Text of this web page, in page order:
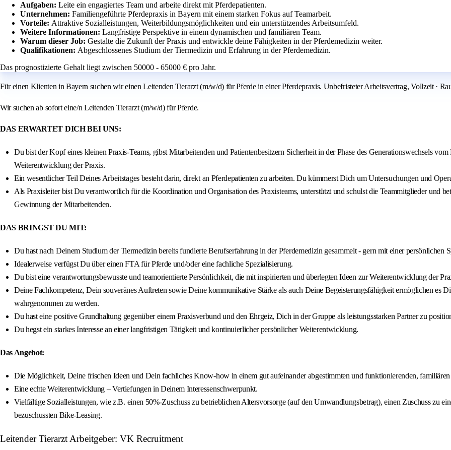
Aufgaben: Leite ein engagiertes Team und arbeite direkt mit Pferdepatienten.
Unternehmen: Familiengeführte Pferdepraxis in Bayern mit einem starken Fokus auf Teamarbeit.
Vorteile: Attraktive Sozialleistungen, Weiterbildungsmöglichkeiten und ein unterstützendes Arbeitsumfeld.
Weitere Informationen: Langfristige Perspektive in einem dynamischen und familiären Team.
Warum dieser Job: Gestalte die Zukunft der Praxis und entwickle deine Fähigkeiten in der Pferdemedizin weiter.
Qualifikationen: Abgeschlossenes Studium der Tiermedizin und Erfahrung in der Pferdemedizin.
Das prognostizierte Gehalt liegt zwischen 50000 - 65000 € pro Jahr.
Für einen Klienten in Bayern suchen wir einen Leitenden Tierarzt (m/w/d) für Pferde in einer Pferdepraxis. Unbefristeter Arbeitsvertrag, Vollzeit ·
Wir suchen ab sofort eine/n Leitenden Tierarzt (m/w/d) für Pferde.
DAS ERWARTET DICH BEI UNS:
Du bist der Kopf eines kleinen Praxis-Teams, gibst Mitarbeitenden und Patientenbesitzern Sicherheit in der Phase des Generationswechsels
Weiterentwicklung der Praxis.
Ein wesentlicher Teil Deines Arbeitstages besteht darin, direkt an Pferdepatienten zu arbeiten. Du kümmerst Dich um Untersuchungen und
Als Praxisleiter bist Du verantwortlich für die Koordination und Organisation des Praxisteams, unterstützt und schulst die Teammitglieder und
Gewinnung der Mitarbeitenden.
DAS BRINGST DU MIT:
Du hast nach Deinem Studium der Tiermedizin bereits fundierte Berufserfahrung in der Pferdemedizin gesammelt - gern mit einer persönlichen
Idealerweise verfügst Du über einen FTA für Pferde und/oder eine fachliche Spezialisierung.
Du bist eine verantwortungsbewusste und teamorientierte Persönlichkeit, die mit inspirierten und überlegten Ideen zur Weiterentwicklung der
Deine Fachkompetenz, Dein souveränes Auftreten sowie Deine kommunikative Stärke als auch Deine Begeisterungsfähigkeit ermöglichen es
wahrgenommen zu werden.
Du hast eine positive Grundhaltung gegenüber einem Praxisverbund und den Ehrgeiz, Dich in der Gruppe als leistungsstarken Partner zu
Du hegst ein starkes Interesse an einer langfristigen Tätigkeit und kontinuierlicher persönlicher Weiterentwicklung.
Das Angebot:
Die Möglichkeit, Deine frischen Ideen und Dein fachliches Know-how in einem gut aufeinander abgestimmten und funktionierenden,
Eine echte Weiterentwicklung – Vertiefungen in Deinem Interessenschwerpunkt.
Vielfältige Sozialleistungen, wie z.B. einen 50%-Zuschuss zu betrieblichen Altersvorsorge (auf den Umwandlungsbetrag), einen Zuschuss zu
bezuschussten Bike-Leasing.
Leitender Tierarzt Arbeitgeber: VK Recruitment